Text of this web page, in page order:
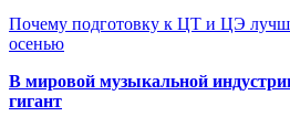
Почему подготовку к ЦТ и ЦЭ
осенью
В мировой музыкальной
гигант